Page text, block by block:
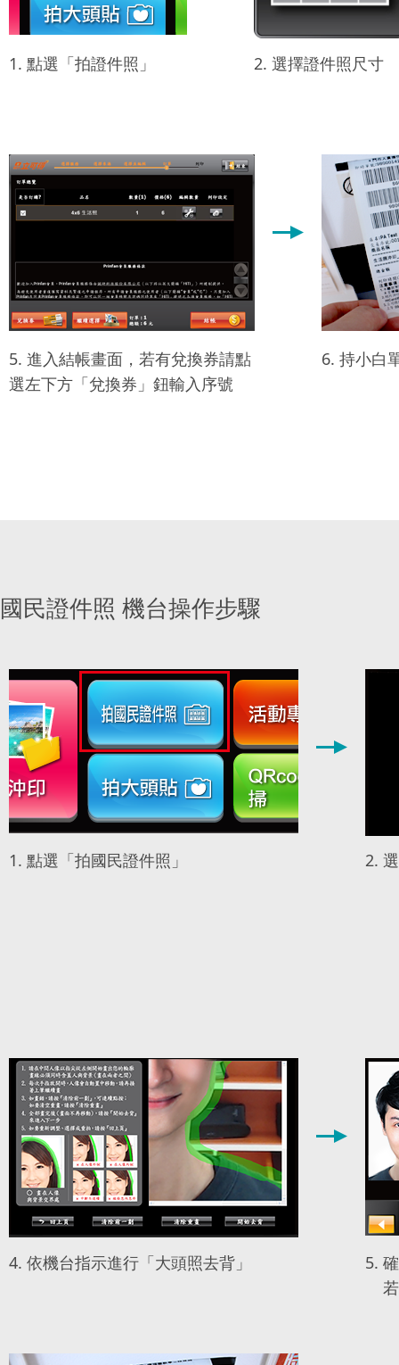
1. 點選「拍證件照」 2. 選擇證件照尺寸
5. 進入結帳畫面，若有兌換券請點
選左下方「兌換券」鈕輸入序號
6. 持小白
國民證件照 機台操作步驟
1. 點選「拍國民證件照」 2.
4. 依機台指示進行「大頭照去背」
5.
若